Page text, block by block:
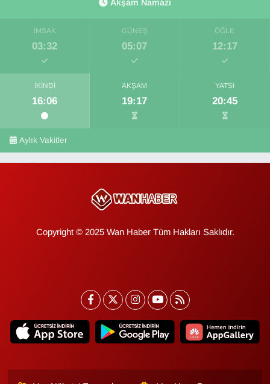
Akşam Namazı
İMSAK
03:32
GÜNEŞ
05:07
ÖĞLE
12:17
İKINDI
16:06
AKŞAM
19:17
YATSI
20:45
Aylık Vakitler
Copyright © 2025 Wan Haber Tüm Hakları Saklıdır.